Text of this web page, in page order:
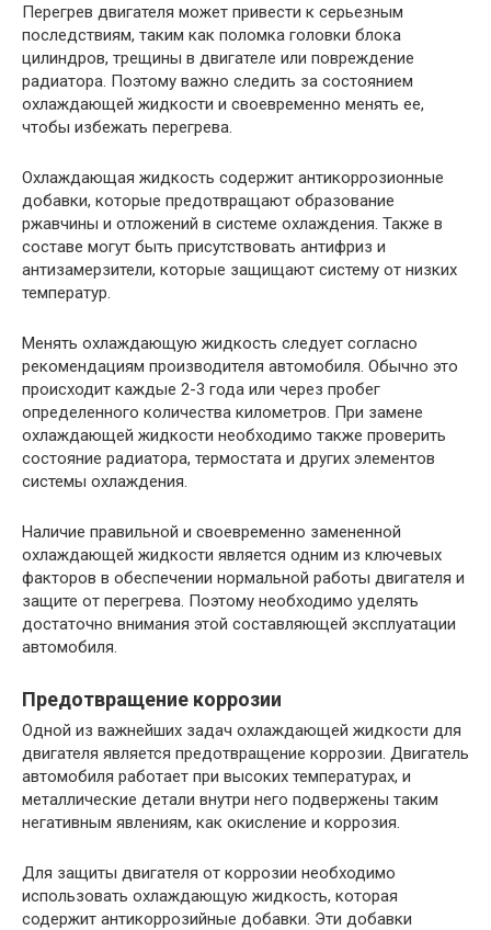
Перегрев двигателя может привести к серьезным
последствиям, таким как поломка головки блока
цилиндров, трещины в двигателе или повреждение
радиатора. Поэтому важно следить за состоянием
охлаждающей жидкости и своевременно менять ее,
чтобы избежать перегрева.
Охлаждающая жидкость содержит антикоррозионные
добавки, которые предотвращают образование
ржавчины и отложений в системе охлаждения. Также в
составе могут быть присутствовать антифриз и
антизамерзители, которые защищают систему от низких
температур.
Менять охлаждающую жидкость следует согласно
рекомендациям производителя автомобиля. Обычно это
происходит каждые 2-3 года или через пробег
определенного количества километров. При замене
охлаждающей жидкости необходимо также проверить
состояние радиатора, термостата и других элементов
системы охлаждения.
Наличие правильной и своевременно замененной
охлаждающей жидкости является одним из ключевых
факторов в обеспечении нормальной работы двигателя и
защите от перегрева. Поэтому необходимо уделять
достаточно внимания этой составляющей эксплуатации
автомобиля.
Предотвращение коррозии
Одной из важнейших задач охлаждающей жидкости для
двигателя является предотвращение коррозии. Двигатель
автомобиля работает при высоких температурах, и
металлические детали внутри него подвержены таким
негативным явлениям, как окисление и коррозия.
Для защиты двигателя от коррозии необходимо
использовать охлаждающую жидкость, которая
содержит антикоррозийные добавки. Эти добавки